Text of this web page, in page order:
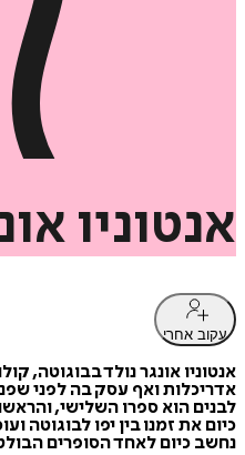
אנטוניו
עקוב אחרי
אדריכלות ואף עסק בה לפני
לבנים הוא ספרו השלישי,
כיום את זמנו בין יפו לבוגוטה
נחשב כיום לאחד הסופרים